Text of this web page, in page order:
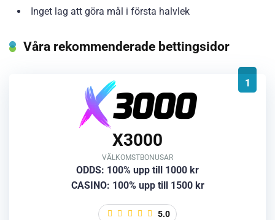
Inget lag att göra mål i första halvlek
Våra rekommenderade bettingsidor
1
X3000
VÄLKOMSTBONUSAR
ODDS: 100% upp till 1000 kr
CASINO: 100% upp till 1500 kr
5.0